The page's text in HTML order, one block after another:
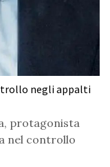
negli appalti
protagonista
nel controllo